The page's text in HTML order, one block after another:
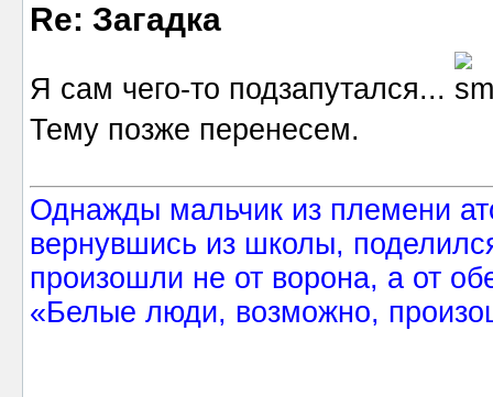
Re: Загадка
Я сам чего-то подзапутался...
Тему позже перенесем.
Однажды мальчик из племени
вернувшись из школы,
произошли не от ворона, а от
«Белые люди, возможно,